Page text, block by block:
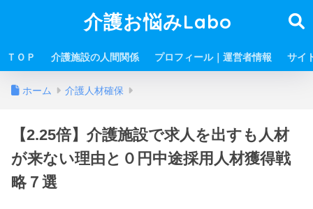
介護お悩みLabo
ＴＯＰ 介護施設の人間関係 プロフィール｜運営者情報 サイ
ホーム 介護人材確保
【2.25倍】介護施設で求人を出すも人材
が来ない理由と０円中途採用人材獲得戦
略７選